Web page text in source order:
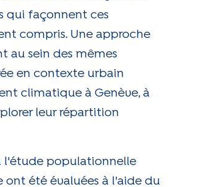
qui façonnent ces
compris. Une approche
au sein des mêmes
en contexte urbain
climatique à Genève, à
leur répartition
l'étude populationnelle
ont été évaluées à l'aide du